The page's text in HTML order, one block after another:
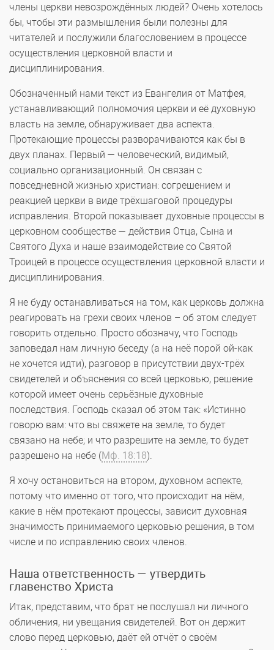
члены церкви невозрождённых людей? Очень хотелось
бы, чтобы эти размышления были полезны для
читателей и послужили благословением в процессе
осуществления церковной власти и
дисциплинирования.
Обозначенный нами текст из Евангелия от Матфея,
устанавливающий полномочия церкви и её духовную
власть на земле, обнаруживает два аспекта.
Протекающие процессы разворачиваются как бы в
двух планах. Первый — человеческий, видимый,
социально организационный. Он связан с
повседневной жизнью христиан: согрешением и
реакцией церкви в виде трёхшаговой процедуры
исправления. Второй показывает духовные процессы в
церковном сообществе — действия Отца, Сына и
Святого Духа и наше взаимодействие со Святой
Троицей в процессе осуществления церковной власти и
дисциплинирования.
Я не буду останавливаться на том, как церковь должна
реагировать на грехи своих членов – об этом следует
говорить отдельно. Просто обозначу, что Господь
заповедал нам личную беседу (а на неё порой ой-как
не хочется идти), разговор в присутствии двух-трёх
свидетелей и объяснения со всей церковью, решение
которой имеет очень серьёзные духовные
последствия. Господь сказал об этом так: «Истинно
говорю вам: что вы свяжете на земле, то будет
связано на небе; и что разрешите на земле, то будет
разрешено на небе (Мф. 18:18).
Я хочу остановиться на втором, духовном аспекте,
потому что именно от того, что происходит на нём,
какие в нём протекают процессы, зависит духовная
значимость принимаемого церковью решения, в том
числе и по исправлению своих членов.
Наша ответственность — утвердить
главенство Христа
Итак, представим, что брат не послушал ни личного
обличения, ни увещания свидетелей. Вот он держит
слово перед церковью, даёт ей отчёт о своём